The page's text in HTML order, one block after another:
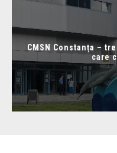
CMSN Constanța –
care